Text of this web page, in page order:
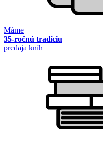
Máme
35-ročnú tradíciu
predaja kníh